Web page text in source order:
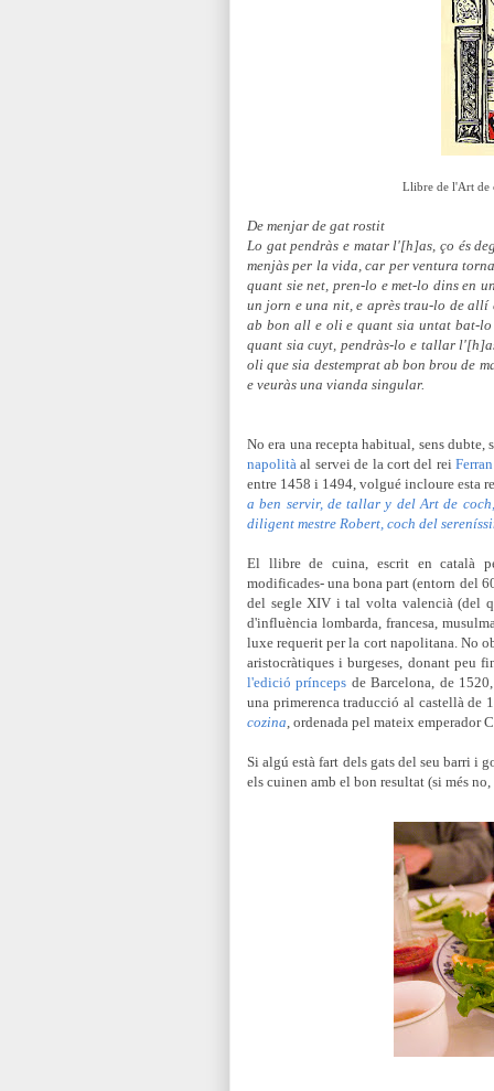
Llibre de l'Art de
De menjar de gat rostit
Lo gat pendràs e matar l'[h]as, ço és
menjàs per la vida, car per ventura
quant sie net, pren-lo e met-lo dins en
un jorn e una nit, e après trau-lo de allí
ab bon all e oli e quant sia untat bat-lo
quant sia cuyt, pendràs-lo e tallar
oli que sia destemprat ab bon brou de
e veuràs una vianda singular.
No era una recepta habitual, sens
napolitàal servei de la cort del rei
entre 1458 i 1494, volgué incloure esta
a ben servir, de tallar y del Art de
diligent mestre Robert, coch del
El llibre de cuina, escrit en català
modificades- una bona part (entorn del
del segle XIV i tal volta valencià (del
d'influència lombarda, francesa,
luxe requerit per la cort napolitana. No
aristocràtiques i burgeses, donant peu
l'edició prínceps de Barcelona, de1520,
una primerenca traducció al castellà de
cozina, ordenada pel mateix emperador
Si algú està fart dels gats del seu barri i
els cuinen amb el bon resultat (si més